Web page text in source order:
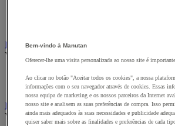
Dispositivo e Produto Inseticida
Ver todas as categorias
Inseticida para insetos voadores
Lâmpada Anti Mosquito Uv
Equipamento de limpeza e manutenção
Ver todas as categorias
Bem-vindo à Manutan
Oferecer-lhe uma visita personalizada ao nosso site é
Ao clicar no botão "Aceitar todos os cookies", a nossa
informações com o seu navegador através de cookies. Essas
nossa equipa de marketing e os nossos parceiros da Internet
nosso site e analisem as suas preferências de compra. Isso
ainda mais adequados às suas necessidades e publicidade
quiser saber mais sobre as finalidades e preferências de cada